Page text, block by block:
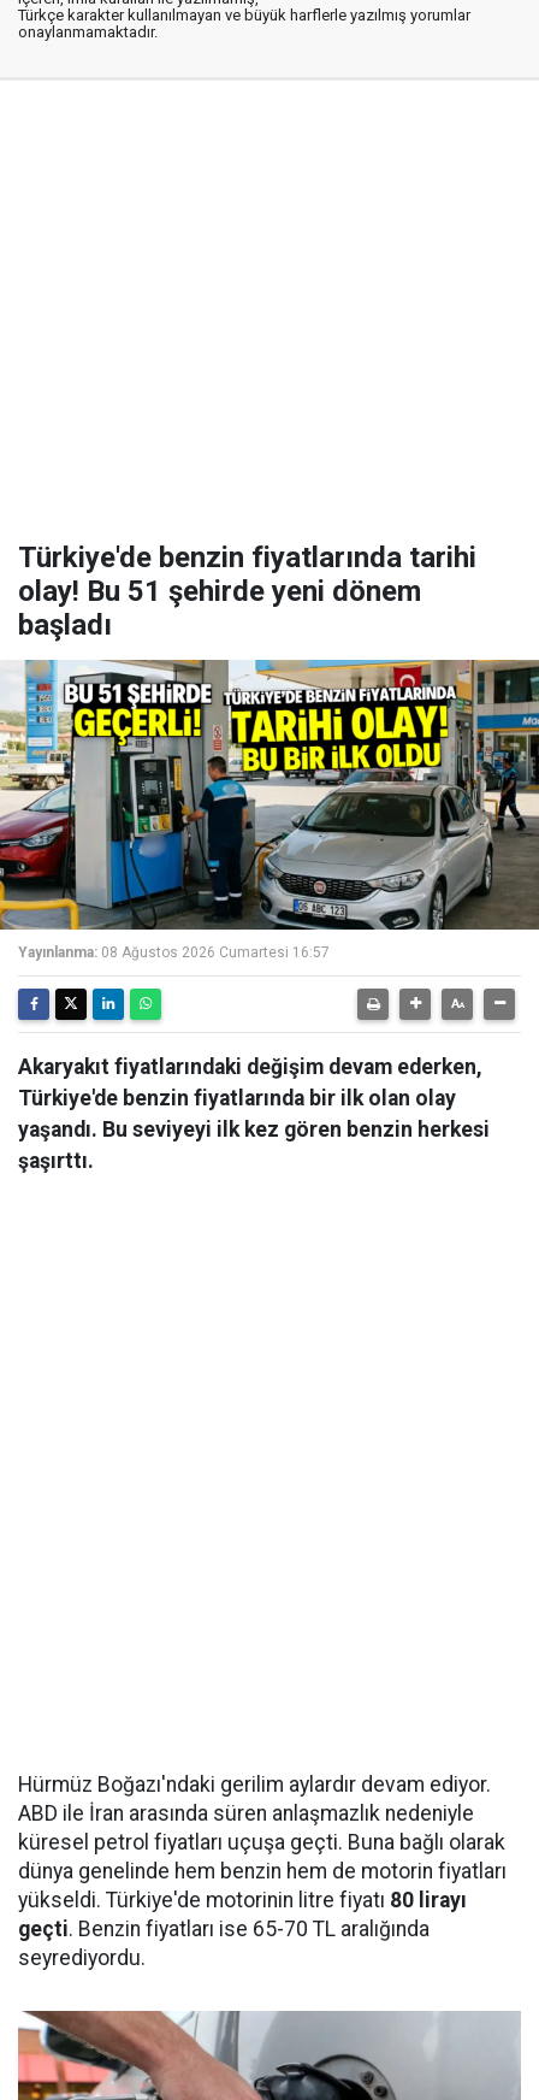
Türkçe karakter kullanılmayan ve büyük harflerle yazılmış yorumlar
onaylanmamaktadır.
Türkiye'de benzin fiyatlarında tarihi
olay! Bu 51 şehirde yeni dönem
başladı
Yayınlanma: 08 Ağustos 2026 Cumartesi 16:57
Akaryakıt fiyatlarındaki değişim devam ederken,
Türkiye'de benzin fiyatlarında bir ilk olan olay
yaşandı. Bu seviyeyi ilk kez gören benzin herkesi
şaşırttı.
Hürmüz Boğazı'ndaki gerilim aylardır devam ediyor.
ABD ile İran arasında süren anlaşmazlık nedeniyle
küresel petrol fiyatları uçuşa geçti. Buna bağlı olarak
dünya genelinde hem benzin hem de motorin fiyatları
yükseldi. Türkiye'de motorinin litre fiyatı 80 lirayı
geçti. Benzin fiyatları ise 65-70 TL aralığında
seyrediyordu.